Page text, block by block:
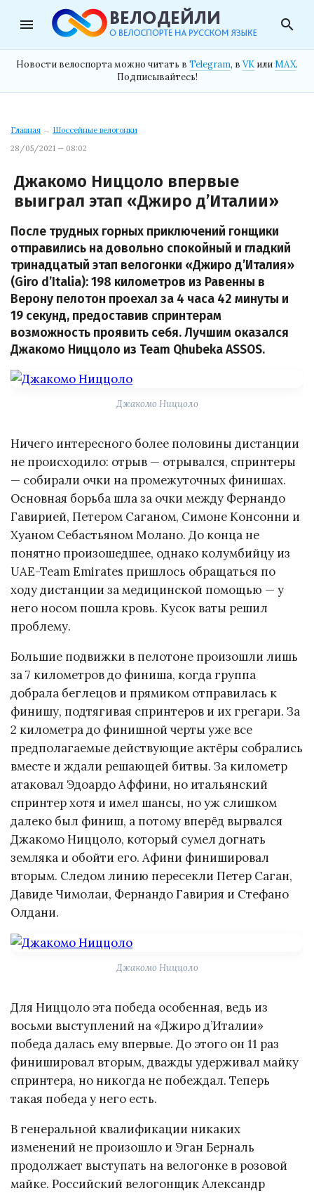
menu search
Новости велоспорта можно читать в Telegram, в VK илиMAX.
Подписывайтесь!
Главная → Шоссейные велогонки
28/05/2021 — 08:02
Джакомо Ниццоло впервые
выиграл этап «Джиро д’Италии»
После трудных горных приключений гонщики
отправились на довольно спокойный и гладкий
тринадцатый этап велогонки «Джиро д’Италия»
(Giro d’Italia): 198 километров из Равенны в
Верону пелотон проехал за 4 часа 42 минуты и
19 секунд, предоставив спринтерам
возможность проявить себя. Лучшим оказался
Джакомо Ниццоло из Team Qhubeka ASSOS.
Джакомо Ниццоло
Ничего интересного более половины дистанции
не происходило: отрыв — отрывался, спринтеры
— собирали очки на промежуточных финишах.
Основная борьба шла за очки между Фернандо
Гавирией, Петером Саганом, Симоне Консонни и
Хуаном Себастьяном Молано. До конца не
понятно произошедшее, однако колумбийцу из
UAE-Team Emirates пришлось обращаться по
ходу дистанции за медицинской помощью — у
него носом пошла кровь. Кусок ваты решил
проблему.
Большие подвижки в пелотоне произошли лишь
за 7 километров до финиша, когда группа
добрала беглецов и прямиком отправилась к
финишу, подтягивая спринтеров и их грегари. За
2 километра до финишной черты уже все
предполагаемые действующие актёры собрались
вместе и ждали решающей битвы. За километр
атаковал Эдоардо Аффини, но итальянский
спринтер хотя и имел шансы, но уж слишком
далеко был финиш, а потому вперёд вырвался
Джакомо Ниццоло, который сумел догнать
земляка и обойти его. Афини финишировал
вторым. Следом линию пересекли Петер Саган,
Давиде Чимолаи, Фернандо Гавирия и Стефано
Олдани.
Джакомо Ниццоло
Для Ниццоло эта победа особенная, ведь из
восьми выступлений на «Джиро д’Италии»
победа далась ему впервые. До этого он 11 раз
финишировал вторым, дважды удерживал майку
спринтера, но никогда не побеждал. Теперь
такая победа у него есть.
В генеральной квалификации никаких
изменений не произошло и Эган Берналь
продолжает выступать на велогонке в розовой
майке. Российский велогонщик Александр